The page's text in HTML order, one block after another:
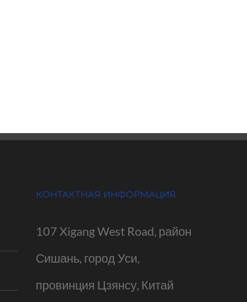
КОНТАКТНАЯ ИНФОРМАЦИЯ
107 Xigang West Road, район
Сишань, город Уси,
провинция Цзянсу, Китай